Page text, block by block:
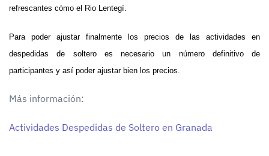
refrescantes cómo el Rio Lentegí.
Para poder ajustar finalmente los precios de las actividades en
despedidas de soltero es necesario un número definitivo de
participantes y así poder ajustar bien los precios.
Más información:
Actividades Despedidas de Soltero en Granada